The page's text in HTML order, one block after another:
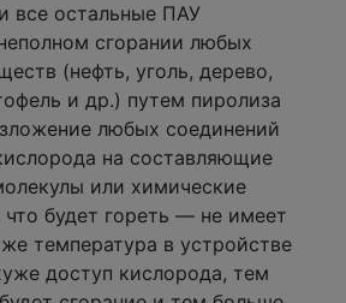
все остальные ПАУ
сгорании любых
(нефть, уголь, дерево,
и др.) путем пиролиза
любых соединений
на составляющие
или химические
будет гореть — не имеет
температура в устройстве
доступ кислорода, тем